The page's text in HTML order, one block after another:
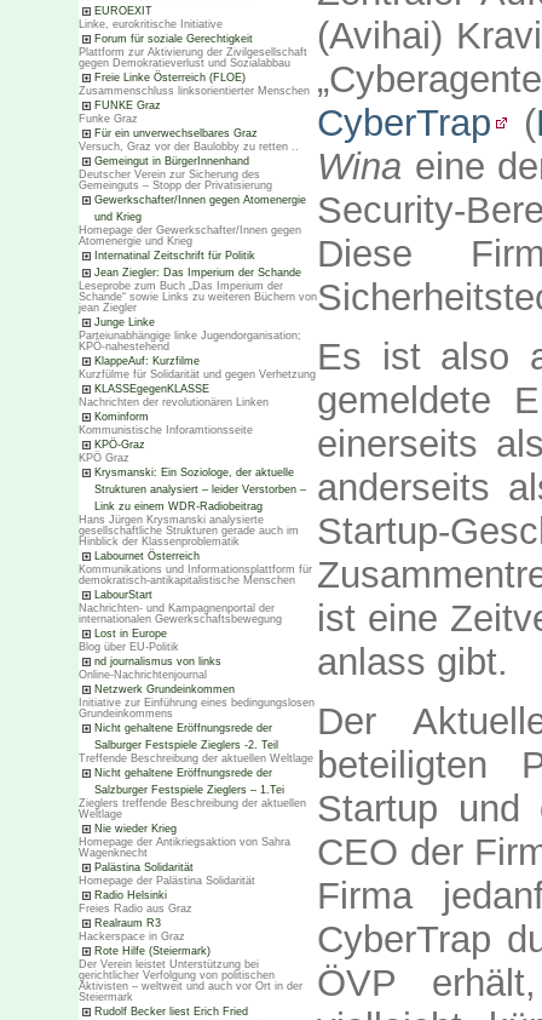
EUROEXIT
Linke, eurokritische Initiative
Forum für soziale Gerechtigkeit
Plattform zur Aktivierung der Zivilgesellschaft
gegen Demokratieverlust und Sozialabbau
Freie Linke Österreich (FLOE)
Zusammenschluss linksorientierter Menschen
FUNKE Graz
Funke Graz
Für ein unverwechselbares Graz
Versuch, Graz vor der Baulobby zu retten ..
Gemeingut in BürgerInnenhand
Deutscher Verein zur Sicherung des
Gemeinguts – Stopp der Privatisierung
Gewerkschafter/Innen gegen Atomenergie
und Krieg
Homepage der Gewerkschafter/Innen gegen
Atomenergie und Krieg
Internatinal Zeitschrift für Politik
Jean Ziegler: Das Imperium der Schande
Leseprobe zum Buch „Das Imperium der
Schande“ sowie Links zu weiteren Büchern von
jean Ziegler
Junge Linke
Parteiunabhängige linke Jugendorganisation;
KPÖ-nahestehend
KlappeAuf: Kurzfilme
Kurzfülme für Solidarität und gegen Verhetzung
KLASSEgegenKLASSE
Nachrichten der revolutionären Linken
Kominform
Kommunistische Inforamtionsseite
KPÖ-Graz
KPÖ Graz
Krysmanski: Ein Soziologe, der aktuelle
Strukturen analysiert – leider Verstorben –
Link zu einem WDR-Radiobeitrag
Hans Jürgen Krysmanski analysierte
gesellschaftliche Strukturen gerade auch im
Hinblick der Klassenproblematik
Labournet Österreich
Kommunikations und Informationsplattform für
demokratisch-antikapitalistische Menschen
LabourStart
Nachrichten- und Kampagnenportal der
internationalen Gewerkschaftsbewegung
Lost in Europe
Blog über EU-Politik
nd journalismus von links
Online-Nachrichtenjournal
Netzwerk Grundeinkommen
Initiative zur Einführung eines bedingungslosen
Grundeinkommens
Nicht gehaltene Eröffnungsrede der
Salburger Festspiele Zieglers -2. Teil
Treffende Beschreibung der aktuellen Weltlage
Nicht gehaltene Eröffnungsrede der
Salzburger Festspiele Zieglers – 1.Tei
Zieglers treffende Beschreibung der aktuellen
Weltlage
Nie wieder Krieg
Homepage der Antikriegsaktion von Sahra
Wagenknecht
Palästina Solidarität
Homepage der Palästina Solidarität
Radio Helsinki
Freies Radio aus Graz
Realraum R3
Hackerspace in Graz
Rote Hilfe (Steiermark)
Der Verein leistet Unterstützung bei
gerichtlicher Verfolgung von politischen
Aktivisten – weltweit und auch vor Ort in der
Steiermark
Rudolf Becker liest Erich Fried
(Avihai)
CyberTrap
(
Wina eine
Security-
Diese
Es ist also
gemeldete
einerseits
anderseits
Startup-
ist eine
anlass gibt.
Der
beteiligten
Startup und
CEO der
Firma
CyberTrap
ÖVP